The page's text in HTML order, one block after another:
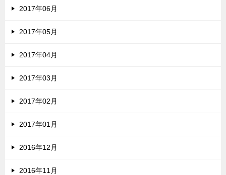
2017年06月
2017年05月
2017年04月
2017年03月
2017年02月
2017年01月
2016年12月
2016年11月